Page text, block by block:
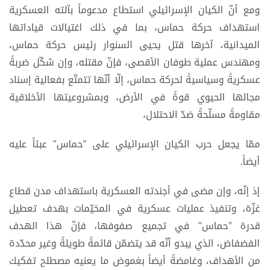
ومع أنّ الكيان الإسرائيلي استطاع مدعوماً بآلته العسكرية
استهداف حركة حماس، بما في ذلك اغتيالات قياداتها
الميدانية، آخرها قتل يحيى السنوار رئيس حركة حماس،
ومهندس عملية طوفان الأقصى، فإنّ مقتله، وإن شكّل ضربةً
عسكريةً وسياسيةً لحركة حماس، إلّا أنّها تتمتّع بفعالية إسناد
مجالها الحيوي قوةً في الأرض، وبمشروعيتها الأخلاقية
مقاومةً مسلّحةً ضدّ الاحتلال،
ممّا يجعل حرب الكيان الإسرائيلي على "حماس" عبئاً عليه
أيضاً.
إذ إنّه، وإن مضى في أجندته العسكرية باستهداف مدن قطاع
غزّة، وتنفيذ عمليات عسكرية في المخيّمات بهدف تعطيل
قدرة "حماس" في تجميع صفوفها، فإنّ هذا الهدف
الفضفاض، الذي يبدو أنّه قد يتضمّن قائمةً طويلةً وغير محدّدة
من الأهداف، وغامضةً أيضاً بغموض ما يعنيه مصطلح تفكيك